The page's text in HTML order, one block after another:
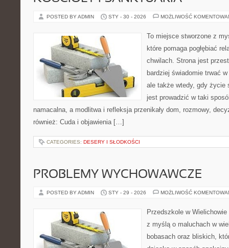
POSTED BY ADMIN STY - 30 - 2026 MOŻLIWOŚĆ
To miejsce stworzone z
które pomaga pogłębiać
chwilach. Strona jest
bardziej świadomie trwać
ale także wtedy, gdy życie
jest prowadzić w taki
namacalna, a modlitwa i refleksja przenikały dom, rozmowy,
również: Cuda i objawienia […]
CATEGORIES: DESERY I SŁODKOŚCI
PROBLEMY WYCHOWAWCZE
POSTED BY ADMIN STY - 29 - 2026 MOŻLIWOŚĆ
Przedszkole w
z myślą o maluchach w
bobasach oraz bliskich,